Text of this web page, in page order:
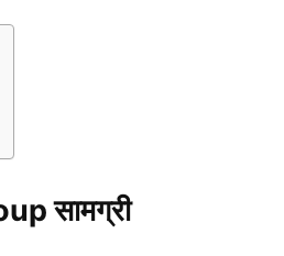
सामग्री